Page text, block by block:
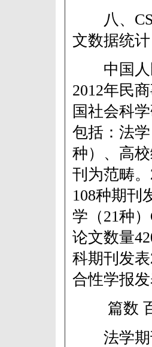
八、
文数据统计
中国人
2012年民
国社会科
包括：法
种）、高
刊为范畴
108种期刊
学（21种
论文数量
科期刊发
合性学报
篇数 百
法学期